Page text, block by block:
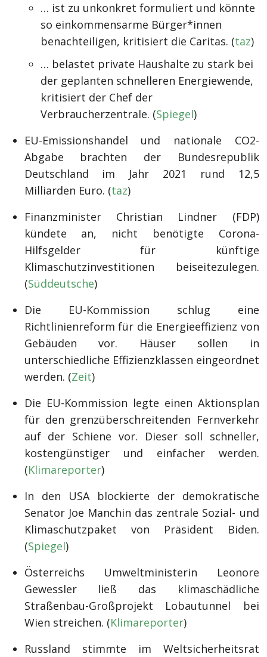
… ist zu unkonkret formuliert und könnte
so einkommensarme Bürger*innen
benachteiligen, kritisiert die Caritas. (taz)
… belastet private Haushalte zu stark bei
der geplanten schnelleren Energiewende,
kritisiert der Chef der
Verbraucherzentrale. (Spiegel)
EU-Emissionshandel und nationale CO2-
Abgabe brachten der Bundesrepublik
Deutschland im Jahr 2021 rund 12,5
Milliarden Euro. (taz)
Finanzminister Christian Lindner (FDP)
kündete an, nicht benötigte Corona-
Hilfsgelder für künftige
Klimaschutzinvestitionen beiseitezulegen.
(Süddeutsche)
Die EU-Kommission schlug eine
Richtlinienreform für die Energieeffizienz von
Gebäuden vor. Häuser sollen in
unterschiedliche Effizienzklassen eingeordnet
werden. (Zeit)
Die EU-Kommission legte einen Aktionsplan
für den grenzüberschreitenden Fernverkehr
auf der Schiene vor. Dieser soll schneller,
kostengünstiger und einfacher werden.
(Klimareporter)
In den USA blockierte der demokratische
Senator Joe Manchin das zentrale Sozial- und
Klimaschutzpaket von Präsident Biden.
(Spiegel)
Österreichs Umweltministerin Leonore
Gewessler ließ das klimaschädliche
Straßenbau-Großprojekt Lobautunnel bei
Wien streichen. (Klimareporter)
Russland stimmte im Weltsicherheitsrat